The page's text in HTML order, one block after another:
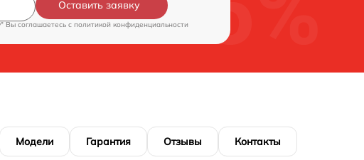
Оставить заявку
Вы соглашаетесь c политикой конфиденциальности
Модели Гарантия Отзывы Контакты